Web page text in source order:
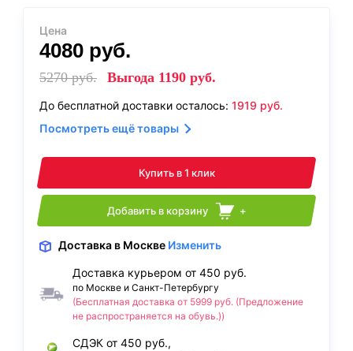
Цена
4080 руб.
5270руб. Выгода 1190 руб.
До бесплатной доставки осталось: 1919 руб.
Посмотреть ещё товары
Купить в 1 клик
Добавить в корзину +
Доставка в Москве Изменить
Доставка курьером от 450 руб.
по Москве и Санкт-Петербургу
(Бесплатная доставка от 5999 руб. (Предложение
не распространяется на обувь.))
СДЭК от 450 руб.,